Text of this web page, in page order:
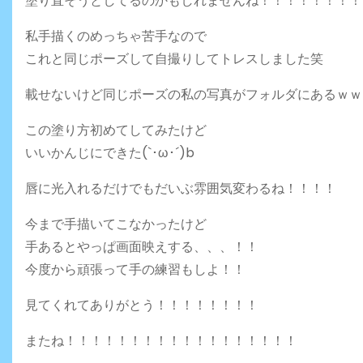
私手描くのめっちゃ苦手なので
これと同じポーズして自撮りしてトレスしました笑
載せないけど同じポーズの私の写真がフォルダにあるｗ
この塗り方初めてしてみたけど
いいかんじにできた(`･ω･´)b
唇に光入れるだけでもだいぶ雰囲気変わるね！！！！
今まで手描いてこなかったけど
手あるとやっぱ画面映えする、、、！！
今度から頑張って手の練習もしよ！！
見てくれてありがとう！！！！！！！！
またね！！！！！！！！！！！！！！！！！！